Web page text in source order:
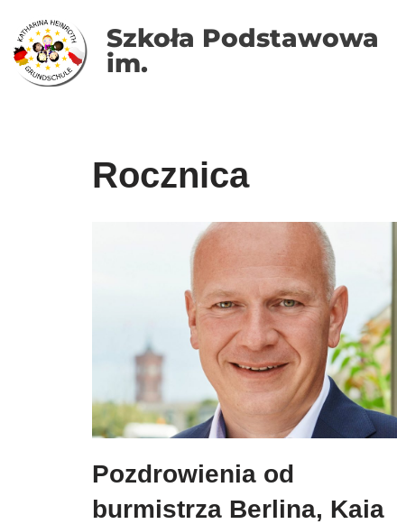
Skocz
do
Szkoła Podstawowa
im.
Rocznica
Pozdrowienia od
burmistrza Berlina, Kaia